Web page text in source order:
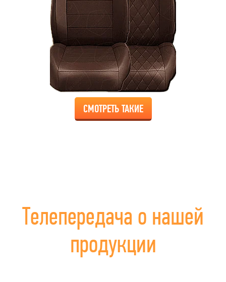
СМОТРЕТЬ ТАКИЕ
Телепередача о нашей
продукции